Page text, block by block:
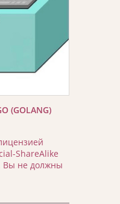
(GOLANG)
ShareAlike
Вы не должны